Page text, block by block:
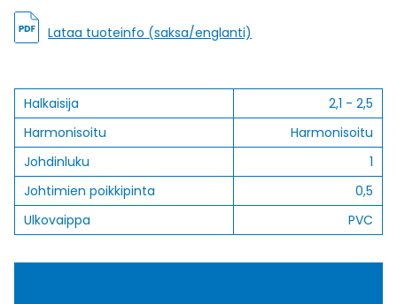
Lataa tuoteinfo (saksa/englanti)
Halkaisija
2,1 - 2,5
Harmonisoitu
Harmonisoitu
Johdinluku
1
Johtimien poikkipinta
0,5
Ulkovaippa
PVC